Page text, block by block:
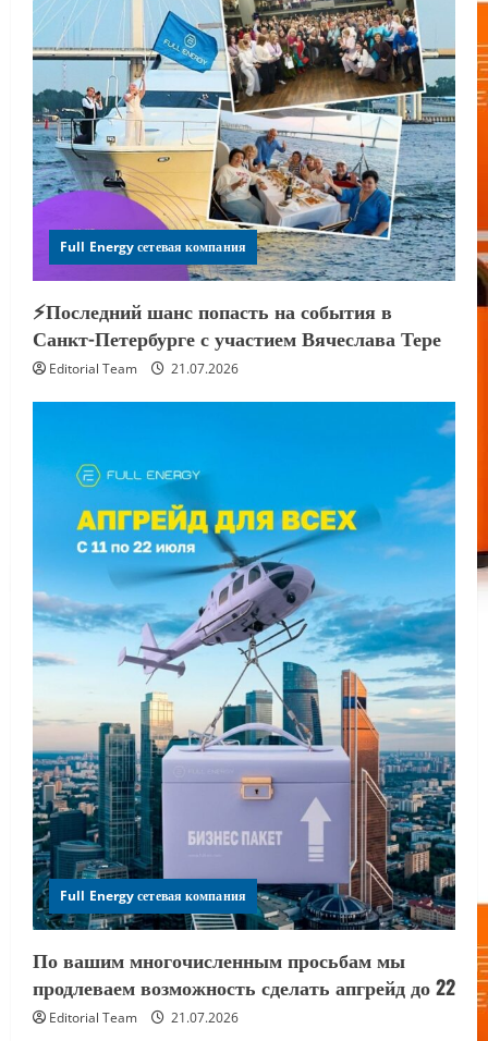
Full Energy сетевая компания
⚡️Последний шанс попасть на события в
Санкт-Петербурге с участием Вячеслава Тере
Editorial Team 21.07.2026
Full Energy сетевая компания
По вашим многочисленным просьбам мы
продлеваем возможность сделать апгрейд до 22
Editorial Team 21.07.2026